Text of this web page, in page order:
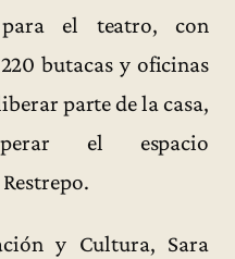
el teatro, con
butacas y oficinas
parte de la casa,
el espacio
y Cultura, Sara